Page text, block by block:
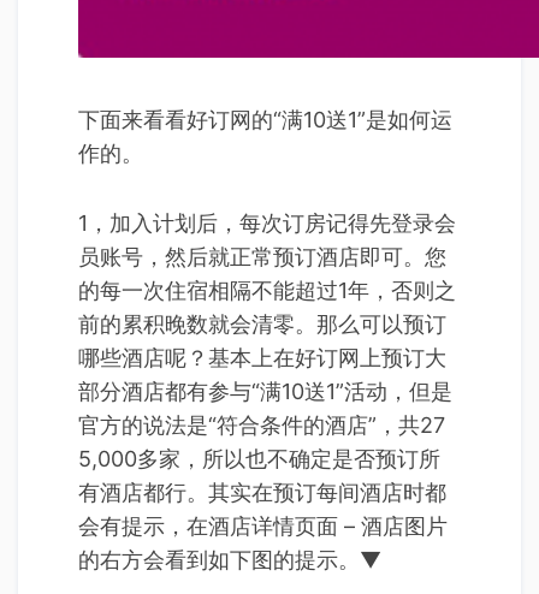
下面来看看好订网的“满10送1”是如何运
作的。
1，加入计划后，每次订房记得先登录会
员账号，然后就正常预订酒店即可。您
的每一次住宿相隔不能超过1年，否则之
前的累积晚数就会清零。那么可以预订
哪些酒店呢？基本上在好订网上预订大
部分酒店都有参与“满10送1”活动，但是
官方的说法是“符合条件的酒店”，共27
5,000多家，所以也不确定是否预订所
有酒店都行。其实在预订每间酒店时都
会有提示，在酒店详情页面 – 酒店图片
的右方会看到如下图的提示。▼